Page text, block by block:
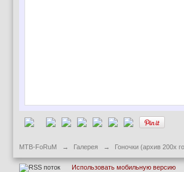
MTB-FoRuM → Галерея → Гоночки (архив 200х
Использовать мобильную версию